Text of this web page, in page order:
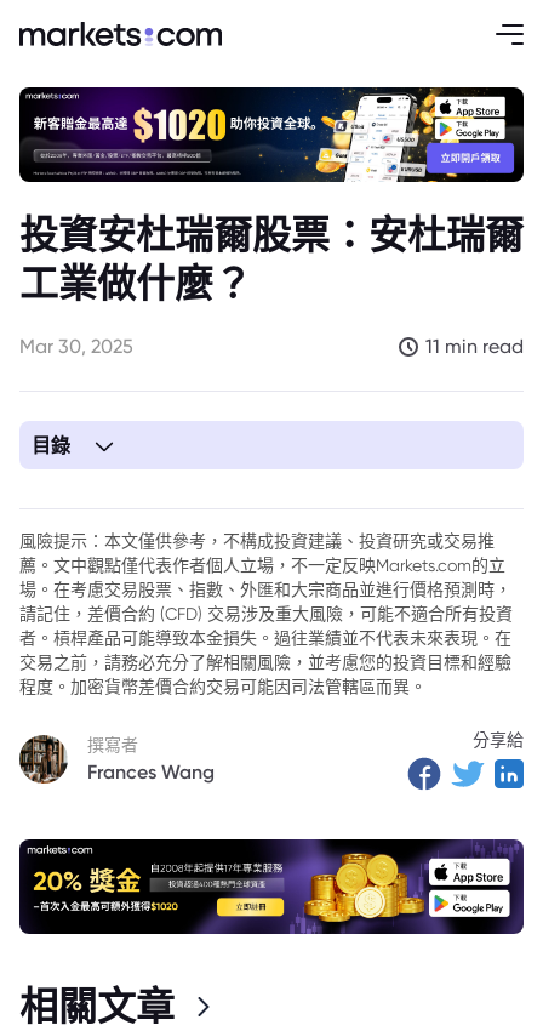
投資安杜瑞爾股票：安杜瑞爾
工業做什麼？
Mar 30, 2025 11 min read
目錄
風險提示：本文僅供參考，不構成投資建議、投資研究或交易推
薦。文中觀點僅代表作者個人立場，不一定反映Markets.com的立
場。在考慮交易股票、指數、外匯和大宗商品並進行價格預測時，
請記住，差價合約 (CFD) 交易涉及重大風險，可能不適合所有投資
者。槓桿產品可能導致本金損失。過往業績並不代表未來表現。在
交易之前，請務必充分了解相關風險，並考慮您的投資目標和經驗
程度。加密貨幣差價合約交易可能因司法管轄區而異。
撰寫者
Frances Wang
分享給
相關文章